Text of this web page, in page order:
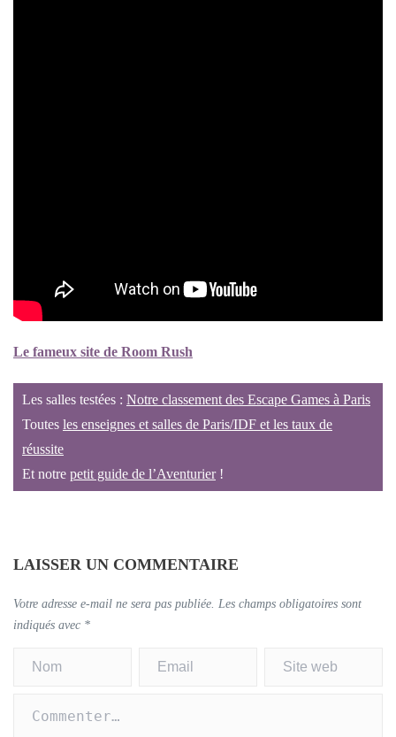
Le fameux site de Room Rush
Les salles testées : Notre classement des Escape Games à Paris
Toutes les enseignes et salles de Paris/IDF et les taux de
réussite
Et notre petit guide de l’Aventurier!
LAISSER UN COMMENTAIRE
Votre adresse e-mail ne sera pas publiée. Les champs obligatoires sont
indiqués avec *